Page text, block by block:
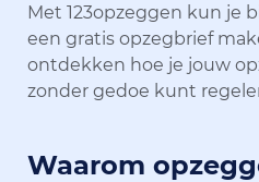
Met 123opzeggen kun je
een gratis opzegbrief
ontdekken hoe je jouw
zonder gedoe kunt
Waarom